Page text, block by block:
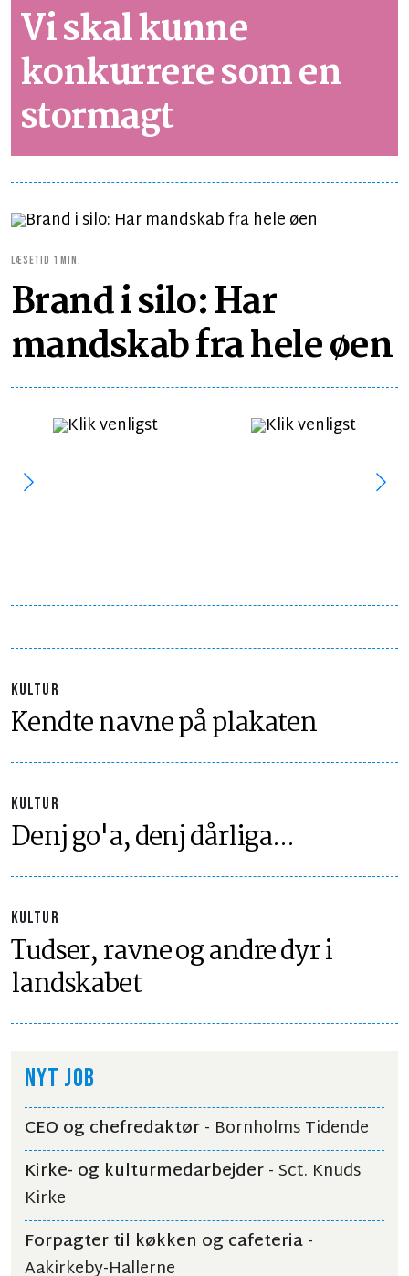
Vi skal kunne
konkurrere som en
stormagt
LÆSETID 1 MIN.
Brand i silo: Har
mandskab fra hele øen
KULTUR
Kendte navne på plakaten
KULTUR
Denj go'a, denj dårliga...
KULTUR
Tudser, ravne og andre dyr i
landskabet
NYT JOB
CEO og chefredaktør- Bornholms Tidende
Kirke- og kulturmedarbejder- Sct. Knuds
Kirke
Forpagter til køkken og cafeteria-
Aakirkeby-Hallerne